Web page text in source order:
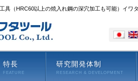
具（HRC60以上の焼入れ鋼の深穴加工も可能）イワ
特長
FEATURE
研究開発体制
RESEARCH & DEVELOPMENT